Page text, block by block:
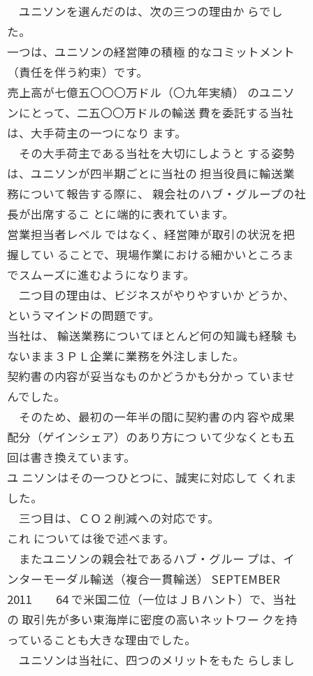
ユニソンを選んだのは、次の三つの理由か らでし
た。
一つは、ユニソンの経営陣の積極 的なコミットメント
（責任を伴う約束）です。
売上高が七億五〇〇〇万ドル（〇九年実績） のユニソ
ンにとって、二五〇〇万ドルの輸送 費を委託する当社
は、大手荷主の一つになり ます。
その大手荷主である当社を大切にしようと する姿勢
は、ユニソンが四半期ごとに当社の 担当役員に輸送業
務について報告する際に、 親会社のハブ・グループの社
長が出席するこ とに端的に表れています。
営業担当者レベル ではなく、経営陣が取引の状況を把
握してい ることで、現場作業における細かいところま
でスムーズに進むようになります。
二つ目の理由は、ビジネスがやりやすいか どうか、
というマインドの問題です。
当社は、 輸送業務についてほとんど何の知識も経験 も
ないまま３ＰＬ企業に業務を外注しました。
契約書の内容が妥当なものかどうかも分かっ ていませ
んでした。
そのため、最初の一年半の間に契約書の内 容や成果
配分（ゲインシェア）のあり方につ いて少なくとも五
回は書き換えています。
ユ ニソンはその一つひとつに、誠実に対応して くれま
した。
三つ目は、ＣＯ２削減への対応です。
これ については後で述べます。
またユニソンの親会社であるハブ・グルー プは、イ
ンターモーダル輸送（複合一貫輸送） SEPTEMBER
2011 64 で米国二位（一位はＪＢハント）で、当社
の 取引先が多い東海岸に密度の高いネットワー クを持
っていることも大きな理由でした。
ユニソンは当社に、四つのメリットをもた らしまし